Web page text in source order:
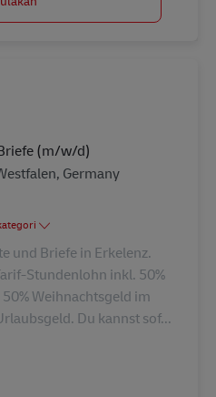
(m/w/d)
Germany
und Briefe in Erkelenz.
Stundenlohn inkl. 50%
Weihnachtsgeld im
Du kannst sof...